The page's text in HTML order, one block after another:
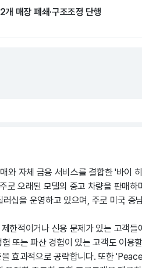
매장 폐쇄·구조조정 단행
자체 금융 서비스를 결합한 '바이
로 오래된 모델의 중고 차량을 판매
십을 운영하고 있으며, 주로 미국 중
한적이거나 신용 문제가 있는 고객들
또는 파산 경험이 있는 고객도 이용
을 효과적으로 공략합니다. 또한